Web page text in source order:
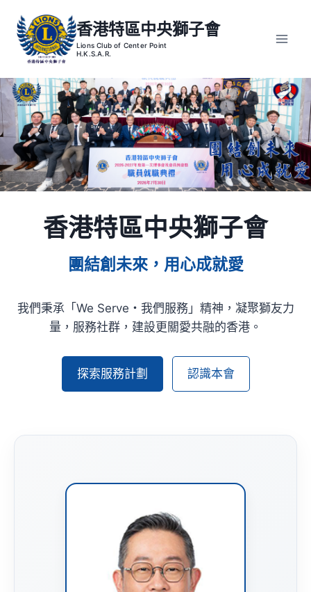
content
香港特區中央獅子會
香港特區中央獅子會
團結創未來，用心成就愛
我們秉承「We Serve・我們服務」精神，凝聚獅友力
量，服務社群，建設更關愛共融的香港。
探索服務計劃 認識本會